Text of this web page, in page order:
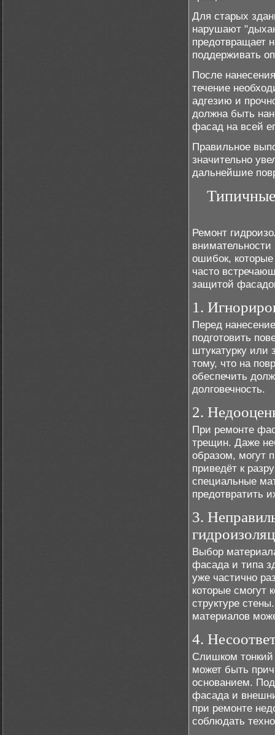
Для старых
нарушают
предотвращает
поддерживать
После
течение
адгезию и
должна быть
фасад на всей
Правильное
значительно
дальнейшие
Ремонт
ошибок,
часто
защитой
1.
Перед
подготовить
штукатурку или
тому, что на
обеспечить
долговечность.
2.
При ремонте
трещин. Даже
образом, могут
приведёт к
специальные
предотвратить
3.
Выбор
фасада и типа
уже частично
которые смогут
структуре
материалов
4.
Слишком
может быть
основанием.
фасада и
при ремонте
соблюдать